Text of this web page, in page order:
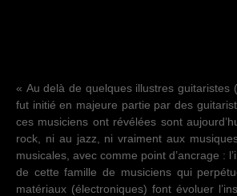
« Au delà de quelques illustres guitaristes
fut initié en majeure partie par des
ces musiciens ont révélées sont
rock, ni au jazz, ni vraiment aux
musicales, avec comme point d’ancrage :
de cette famille de musiciens qui
matériaux (électroniques) font évoluer